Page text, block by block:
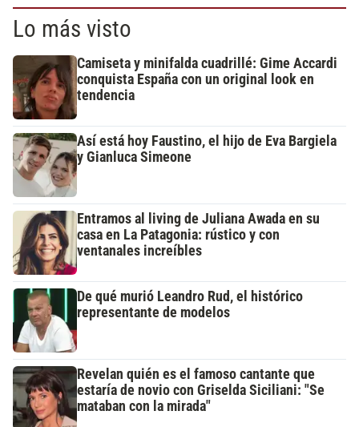
Lo más visto
Camiseta y minifalda cuadrillé: Gime Accardi
conquista España con un original look en
tendencia
Así está hoy Faustino, el hijo de Eva Bargiela
y Gianluca Simeone
Entramos al living de Juliana Awada en su
casa en La Patagonia: rústico y con
ventanales increíbles
De qué murió Leandro Rud, el histórico
representante de modelos
Revelan quién es el famoso cantante que
estaría de novio con Griselda Siciliani: "Se
mataban con la mirada"